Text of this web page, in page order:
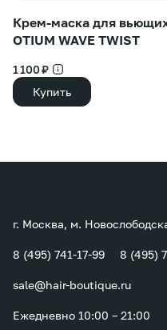
Крем-маска для
OTIUM WAVE TWIST
1 100 ₽
Купить
г. Москва, м.
8 (495) 741-17-99 8 (495)
sale@hair-boutique.ru
Ежедневно 10:00 – 21:00